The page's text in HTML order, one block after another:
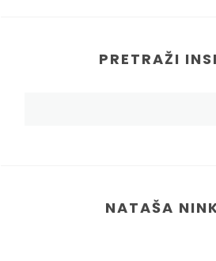
PRETRAŽI
NATAŠA